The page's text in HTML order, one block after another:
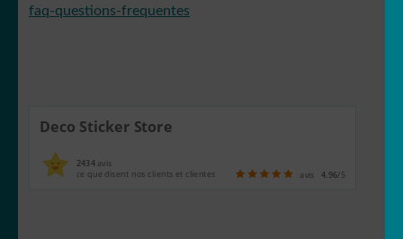
faq-questions-frequentes
Deco Sticker Store
2434avis
ce que disent nos clients et clientes avis 4.96/5